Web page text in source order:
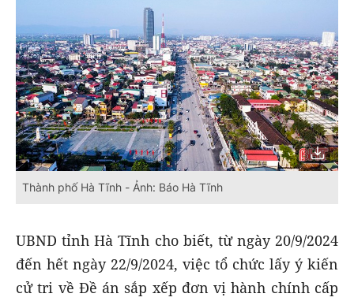
Thành phố Hà Tĩnh - Ảnh: Báo Hà Tĩnh
UBND tỉnh Hà Tĩnh cho biết, từ ngày 20/9/2024
đến hết ngày 22/9/2024, việc tổ chức lấy ý kiến
cử tri về Đề án sắp xếp đơn vị hành chính cấp